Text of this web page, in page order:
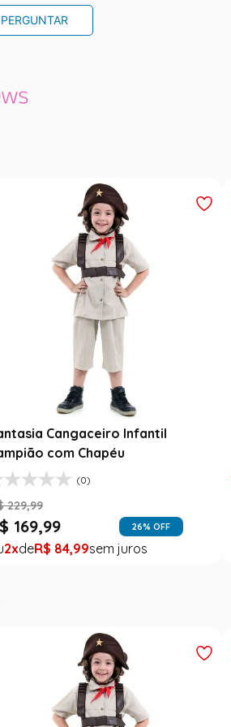
Cangaceiro Infantil
com Chapéu
(0)
229,99
169,99 26% OFF
2 R$ 84,99